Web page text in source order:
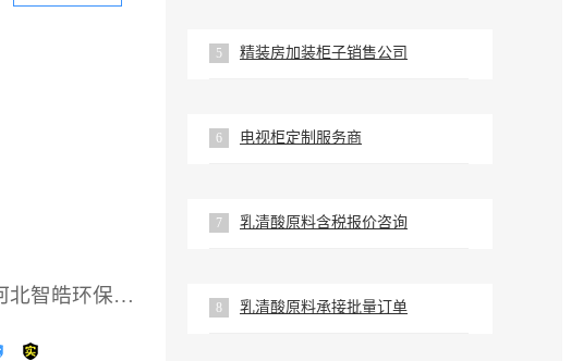
供应厂家：河北智皓环保机械制造有限公司
5 精装房加装柜子销售公司
6 电视柜定制服务商
7 乳清酸原料含税报价咨询
8 乳清酸原料承接批量订单